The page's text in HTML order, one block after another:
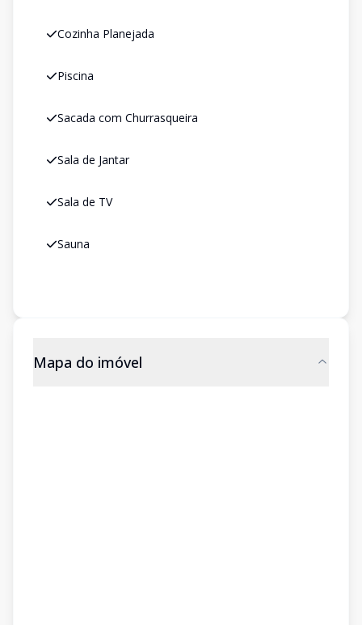
Cozinha Planejada
Piscina
Sacada com Churrasqueira
Sala de Jantar
Sala de TV
Sauna
Mapa do imóvel